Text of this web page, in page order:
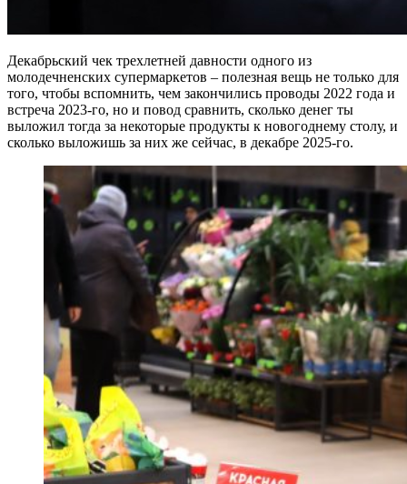
Декабрьский чек трехлетней давности одного из
молодечненских супермаркетов – полезная вещь не только для
того, чтобы вспомнить, чем закончились проводы 2022 года и
встреча 2023-го, но и повод сравнить, сколько денег ты
выложил тогда за некоторые продукты к новогоднему столу, и
сколько выложишь за них же сейчас, в декабре 2025-го.